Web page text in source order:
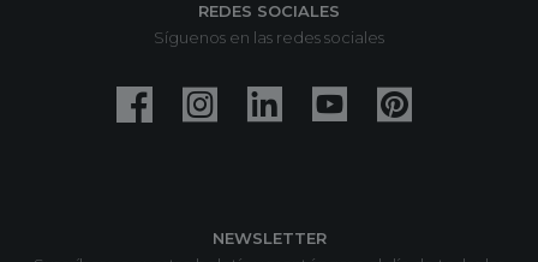
REDES SOCIALES
Síguenos en las redes sociales
NEWSLETTER